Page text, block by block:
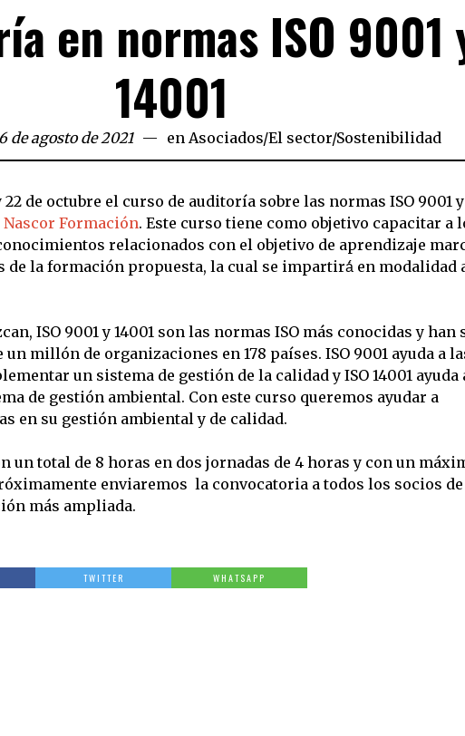
en normas ISO 9001
14001
de agosto de 2021 enAsociados/El sector/Sostenibilidad
22 de octubre el curso de auditoría sobre las normas ISO 9001 y
Nascor Formación. Este curso tiene como objetivo capacitar a
relacionados con el objetivo de aprendizaje
de la formación propuesta, la cual se impartirá́ en modalidad
ISO 9001 y 14001 son las normas ISO más conocidas y han
un millón de organizaciones en 178 países. ISO 9001 ayuda a
un sistema de gestión de la calidad y ISO 14001 ayuda
de gestión ambiental. Con este curso queremos ayudar a
en su gestión ambiental y de calidad.
un total de 8 horas en dos jornadas de 4 horas y con un
enviaremos la convocatoria a todos los socios de
más ampliada.
TWITTER WHATSAPP